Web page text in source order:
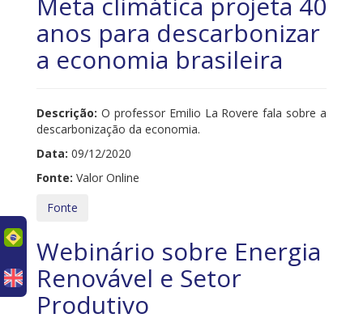
anos para descarbonizar
a economia brasileira
Descrição: O professor Emilio La Rovere fala sobre a
descarbonização da economia.
Data: 09/12/2020
Fonte: Valor Online
Fonte
Webinário sobre Energia
Renovável e Setor
Produtivo